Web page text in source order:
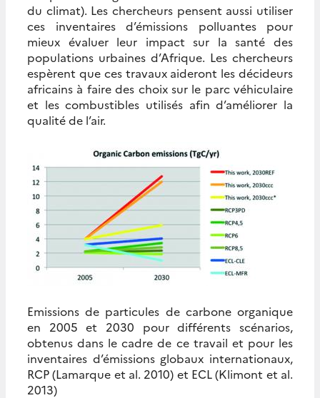
du climat). Les chercheurs pensent aussi utiliser
ces inventaires d’émissions polluantes pour
mieux évaluer leur impact sur la santé des
populations urbaines d’Afrique. Les chercheurs
espèrent que ces travaux aideront les décideurs
africains à faire des choix sur le parc véhiculaire
et les combustibles utilisés afin d’améliorer la
qualité de l’air.
Emissions de particules de carbone organique
en 2005 et 2030 pour différents scénarios,
obtenus dans le cadre de ce travail et pour les
inventaires d’émissions globaux internationaux,
RCP (Lamarque et al. 2010) et ECL (Klimont et al.
2013)